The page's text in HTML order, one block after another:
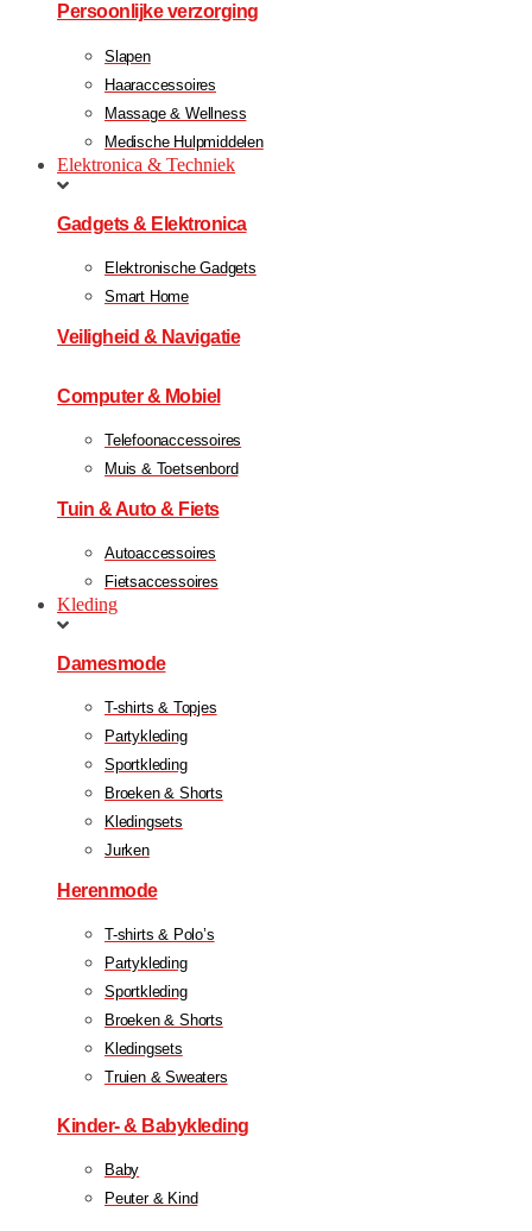
Persoonlijke verzorging
Slapen
Haaraccessoires
Massage & Wellness
Medische Hulpmiddelen
Elektronica & Techniek
Gadgets & Elektronica
Elektronische Gadgets
Smart Home
Veiligheid & Navigatie
Computer & Mobiel
Telefoonaccessoires
Muis & Toetsenbord
Tuin & Auto & Fiets
Autoaccessoires
Fietsaccessoires
Kleding
Damesmode
T-shirts & Topjes
Partykleding
Sportkleding
Broeken & Shorts
Kledingsets
Jurken
Herenmode
T-shirts & Polo’s
Partykleding
Sportkleding
Broeken & Shorts
Kledingsets
Truien & Sweaters
Kinder- & Babykleding
Baby
Peuter & Kind